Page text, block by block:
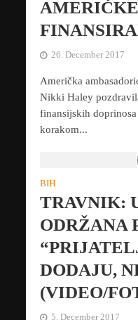
26. December 2017
Američka
Nikki Haley
finansijskih
korakom...
BIH
TRAVNIK:
ODRŽANA
DODAJU,
(VIDEO/
5. December 2017